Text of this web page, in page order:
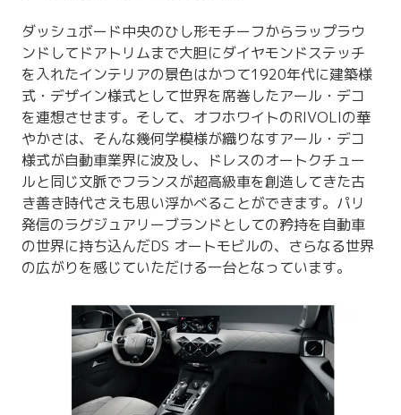
ダッシュボード中央のひし形モチーフからラップラウ
ンドしてドアトリムまで大胆にダイヤモンドステッチ
を入れたインテリアの景色はかつて1920年代に建築様
式・デザイン様式として世界を席巻したアール・デコ
を連想させます。そして、オフホワイトのRIVOLIの華
やかさは、そんな幾何学模様が織りなすアール・デコ
様式が自動車業界に波及し、ドレスのオートクチュー
ルと同じ文脈でフランスが超高級車を創造してきた古
き善き時代さえも思い浮かべることができます。パリ
発信のラグジュアリーブランドとしての矜持を自動車
の世界に持ち込んだDS オートモビルの、さらなる世界
の広がりを感じていただける一台となっています。